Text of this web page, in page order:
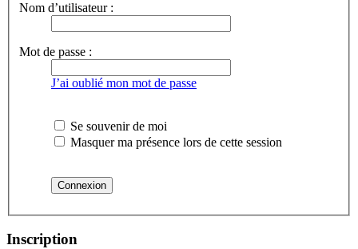
Nom d’utilisateur :
Mot de passe :
J’ai oublié mon mot de passe
Se souvenir de moi
Masquer ma présence lors de cette session
Inscription